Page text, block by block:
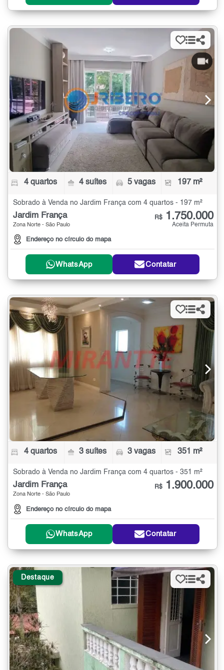
4 quartos 4 suítes 5 vagas 197 m²
Sobrado à Venda no Jardim França com 4 quartos - 197 m²
Jardim França
Zona Norte - São Paulo
Endereço no círculo do mapa
R$ 1.750.000
Aceita Permuta
WhatsApp Contatar
4 quartos 3 suítes 3 vagas 351 m²
Sobrado à Venda no Jardim França com 4 quartos - 351 m²
Jardim França
Zona Norte - São Paulo
Endereço no círculo do mapa
R$ 1.900.000
WhatsApp Contatar
Destaque